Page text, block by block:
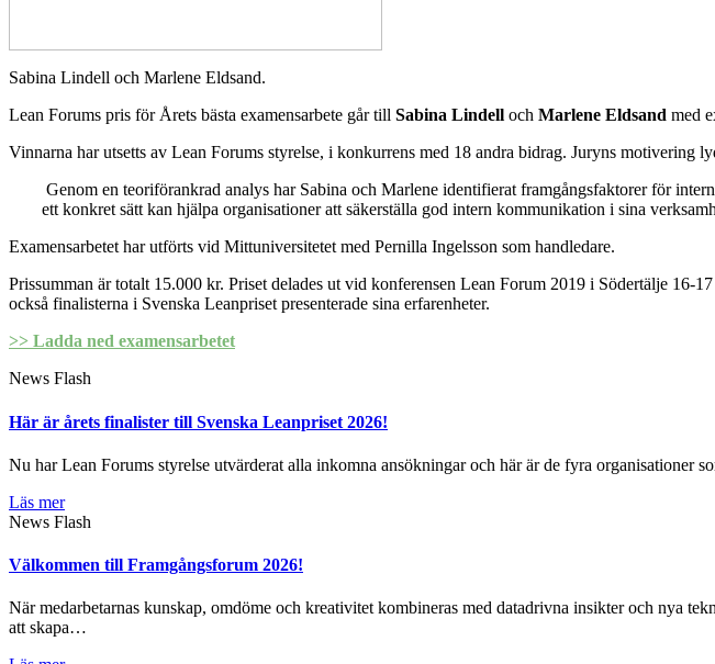
Sabina Lindell och Marlene Eldsand.
Lean Forums pris för Årets bästa examensarbete går till Sabina Lindell och Marlene Eldsand med
Vinnarna har utsetts av Lean Forums styrelse, i konkurrens med 18 andra bidrag. Juryns motivering
Genom en teoriförankrad analys har Sabina och Marlene identifierat framgångsfaktorer för
ett konkret sätt kan hjälpa organisationer att säkerställa god intern kommunikation i sina
Examensarbetet har utförts vid Mittuniversitetet med Pernilla Ingelsson som handledare.
Prissumman är totalt 15.000 kr. Priset delades ut vid konferensen Lean Forum 2019 i Södertälje 16-
också finalisterna i Svenska Leanpriset presenterade sina erfarenheter.
>> Ladda ned examensarbetet
News Flash
Här är årets finalister till Svenska Leanpriset 2026!
Nu har Lean Forums styrelse utvärderat alla inkomna ansökningar och här är de fyra organisationer
Läs mer
News Flash
Välkommen till Framgångsforum 2026!
När medarbetarnas kunskap, omdöme och kreativitet kombineras med datadrivna insikter och nya
att skapa…